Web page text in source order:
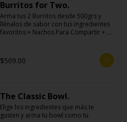
Burritos for Two.
Arma tus 2 Burritos desde 500grs y
llénalos de sabor con tus ingredientes
favoritos + Nachos Para Compartir + 2
$509.00
The Classic Bowl.
Elige los ingredientes que más te
gusten y arma tu bowl como tu